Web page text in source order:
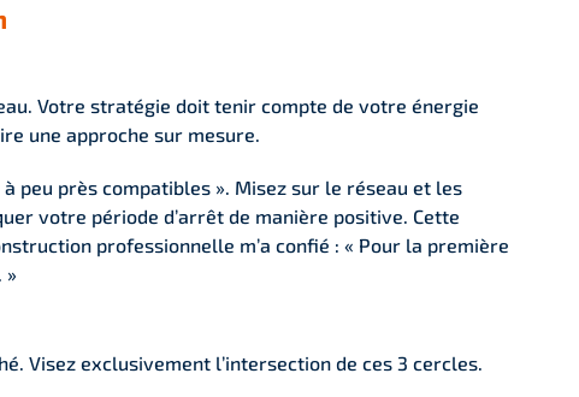
Votre stratégie doit tenir compte de votre énergie
une approche sur mesure.
peu près compatibles ». Misez sur le réseau et les
votre période d’arrêt de manière positive. Cette
professionnelle m’a confié : « Pour la première
»
Visez exclusivement l’intersection de ces 3 cercles.